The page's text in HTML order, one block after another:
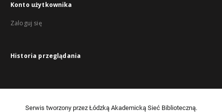
Konto użytkownika
Zaloguj się
Historia przeglądania
Serwis tworzony przez Łódzką Akademicką Sieć Biblioteczną.